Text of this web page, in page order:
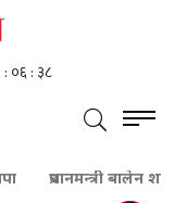
प्रधानमन्त्री बालेन शाह